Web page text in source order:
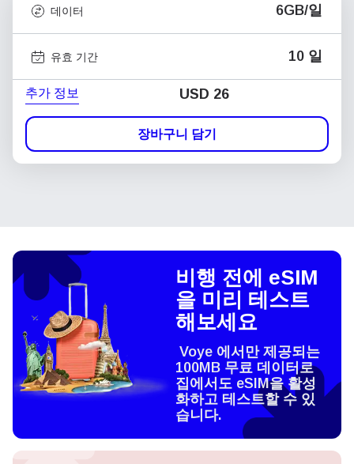
데이터 6GB/일
유효 기간 10 일
추가 정보 USD 26
장바구니 담기
비행 전에 eSIM
을 미리 테스트
해보세요
Voye 에서만 제공되는
100MB 무료 데이터로
집에서도 eSIM을 활성
화하고 테스트할 수 있
습니다.